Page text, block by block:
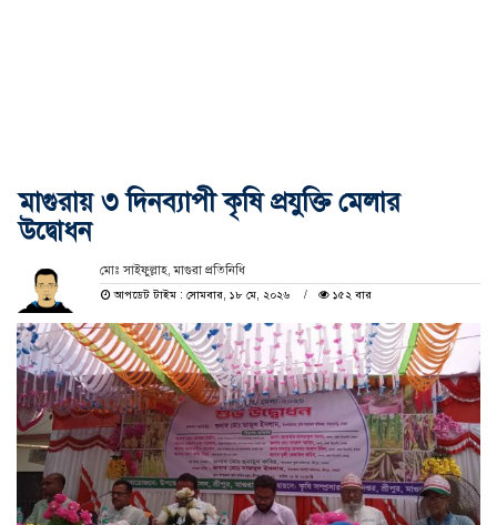
মাগুরায় ৩ দিনব্যাপী কৃষি প্রযুক্তি মেলার
উদ্বোধন
মোঃ সাইফুল্লাহ, মাগুরা প্রতিনিধি
আপডেট টাইম : সোমবার, ১৮ মে, ২০২৬
১৫২ বার